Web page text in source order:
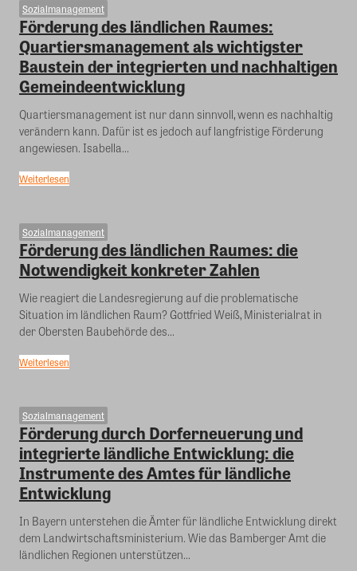
Sozialmanagement
Förderung des ländlichen Raumes:
Quartiersmanagement als wichtigster
Baustein der integrierten und nachhaltigen
Gemeindeentwicklung
Quartiersmanagement ist nur dann sinnvoll, wenn es nachhaltig
verändern kann. Dafür ist es jedoch auf langfristige Förderung
angewiesen. Isabella...
Weiterlesen
Sozialmanagement
Förderung des ländlichen Raumes: die
Notwendigkeit konkreter Zahlen
Wie reagiert die Landesregierung auf die problematische
Situation im ländlichen Raum? Gottfried Weiß, Ministerialrat in
der Obersten Baubehörde des...
Weiterlesen
Sozialmanagement
Förderung durch Dorferneuerung und
integrierte ländliche Entwicklung: die
Instrumente des Amtes für ländliche
Entwicklung
In Bayern unterstehen die Ämter für ländliche Entwicklung direkt
dem Landwirtschaftsministerium. Wie das Bamberger Amt die
ländlichen Regionen unterstützen...